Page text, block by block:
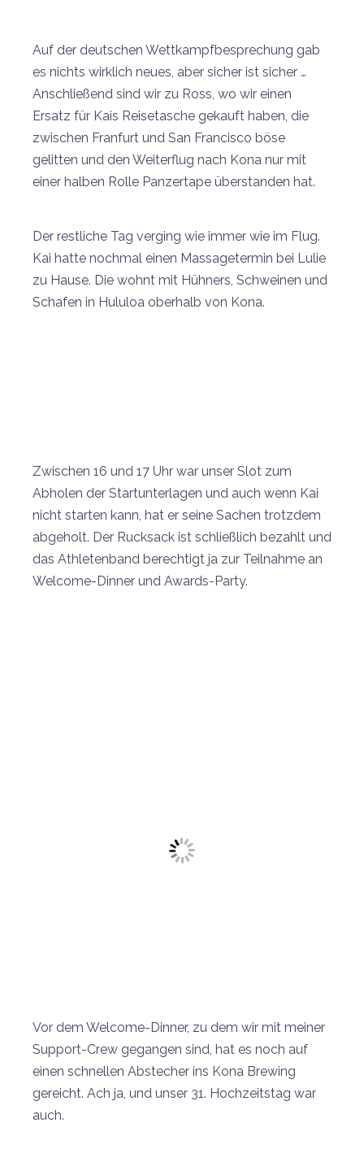
Auf der deutschen Wettkampfbesprechung gab
es nichts wirklich neues, aber sicher ist sicher …
Anschließend sind wir zu Ross, wo wir einen
Ersatz für Kais Reisetasche gekauft haben, die
zwischen Franfurt und San Francisco böse
gelitten und den Weiterflug nach Kona nur mit
einer halben Rolle Panzertape überstanden hat.
Der restliche Tag verging wie immer wie im Flug.
Kai hatte nochmal einen Massagetermin bei Lulie
zu Hause. Die wohnt mit Hühners, Schweinen und
Schafen in Hululoa oberhalb von Kona.
Zwischen 16 und 17 Uhr war unser Slot zum
Abholen der Startunterlagen und auch wenn Kai
nicht starten kann, hat er seine Sachen trotzdem
abgeholt. Der Rucksack ist schließlich bezahlt und
das Athletenband berechtigt ja zur Teilnahme an
Welcome-Dinner und Awards-Party.
Vor dem Welcome-Dinner, zu dem wir mit meiner
Support-Crew gegangen sind, hat es noch auf
einen schnellen Abstecher ins Kona Brewing
gereicht. Ach ja, und unser 31. Hochzeitstag war
auch.